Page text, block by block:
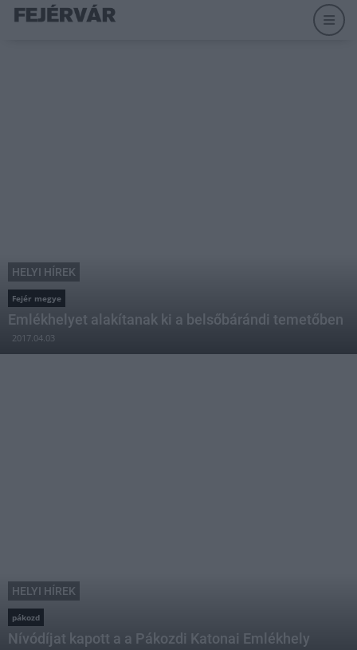
HELYI HÍREK
Fejér megye
Emlékhelyet alakítanak ki a belsőbárándi temetőben
2017.04.03
HELYI HÍREK
pákozd
Nívódíjat kapott a a Pákozdi Katonai Emlékhely